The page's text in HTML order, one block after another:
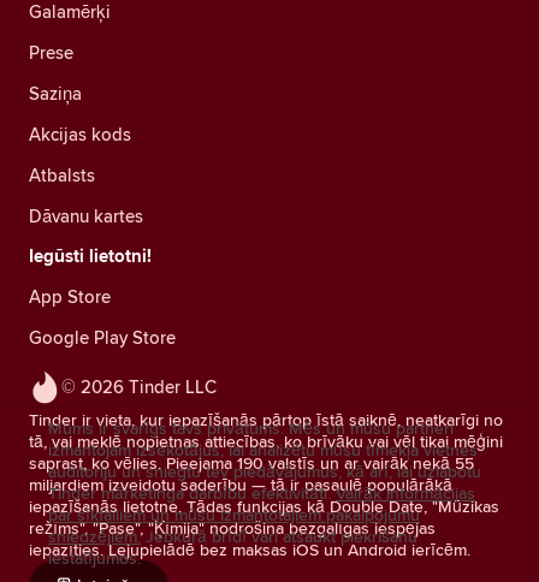
© 2026 Tinder LLC
Tinder ir vieta, kur iepazīšanās pārtop īstā saiknē, neatkarīgi no
tā, vai meklē nopietnas attiecības, ko brīvāku vai vēl tikai mēģini
saprast, ko vēlies. Pieejama 190 valstīs un ar vairāk nekā 55
miljardiem izveidotu saderību — tā ir pasaulē populārākā
iepazīšanās lietotne. Tādas funkcijas kā Double Date, "Mūzikas
režīms", "Pase", "Ķīmija" nodrošina bezgalīgas iespējas
iepazīties. Lejupielādē bez maksas iOS un Android ierīcēm.
Galamērķi
Prese
Saziņa
Akcijas kods
Atbalsts
Dāvanu kartes
Iegūsti lietotni!
App Store
Google Play Store
Mums ir svarīgs tavs privātums. Mēs un mūsu partneri
izmantojam izsekotājus, lai analizētu mūsu tīmekļa vietnes
auditoriju un sniegtu tev piedāvājumus, kā arī, lai uzlabotu
Tinder mārketinga darbību efektivitāti. Vairāk informācijas
par sīkfailiem un mūsu izmantotajiem pakalpojumu
sniedzējiem. Jebkurā brīdī vari atsaukt piekrišanu
iestatījumos.